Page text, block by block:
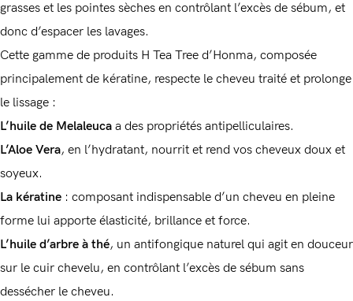
grasses et les pointes sèches en contrôlant l’excès de sébum, et
donc d’espacer les lavages.
Cette gamme de produits H Tea Tree d’Honma, composée
principalement de kératine, respecte le cheveu traité et prolonge
le lissage :
L’huile de Melaleuca a des propriétés antipelliculaires.
L’Aloe Vera, en l’hydratant, nourrit et rend vos cheveux doux et
soyeux.
La kératine : composant indispensable d’un cheveu en pleine
forme lui apporte élasticité, brillance et force.
L’huile d’arbre à thé, un antifongique naturel qui agit en douceur
sur le cuir chevelu, en contrôlant l’excès de sébum sans
dessécher le cheveu.